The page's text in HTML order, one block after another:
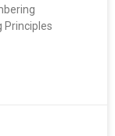
Principles